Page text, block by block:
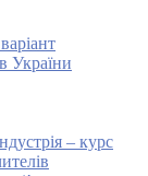
України
– курс